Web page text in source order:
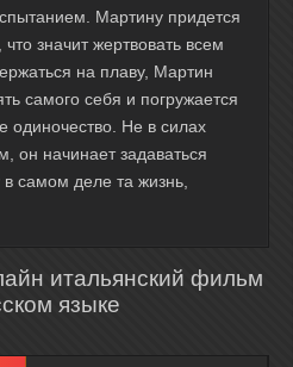
Мартину придется
значит жертвовать всем
на плаву, Мартин
самого себя и погружается
одиночество. Не в силах
он начинает задаваться
самом деле та жизнь,
итальянский фильм
языке